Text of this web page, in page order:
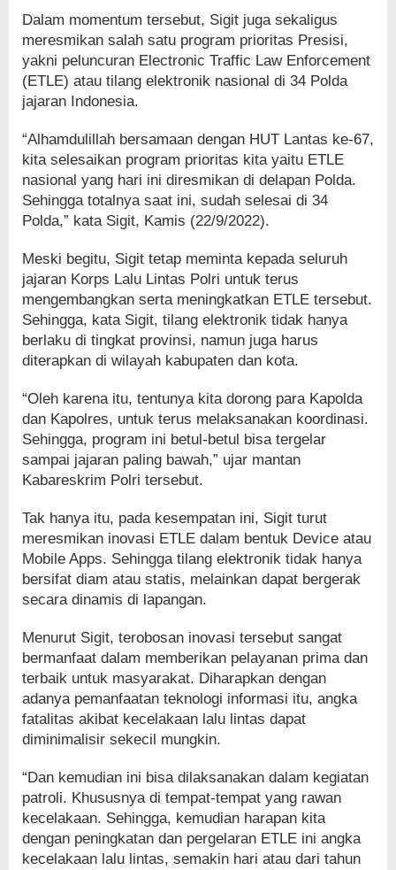
Dalam momentum tersebut, Sigit juga sekaligus
meresmikan salah satu program prioritas Presisi,
yakni peluncuran Electronic Traffic Law Enforcement
(ETLE) atau tilang elektronik nasional di 34 Polda
jajaran Indonesia.
“Alhamdulillah bersamaan dengan HUT Lantas ke-67,
kita selesaikan program prioritas kita yaitu ETLE
nasional yang hari ini diresmikan di delapan Polda.
Sehingga totalnya saat ini, sudah selesai di 34
Polda,” kata Sigit, Kamis (22/9/2022).
Meski begitu, Sigit tetap meminta kepada seluruh
jajaran Korps Lalu Lintas Polri untuk terus
mengembangkan serta meningkatkan ETLE tersebut.
Sehingga, kata Sigit, tilang elektronik tidak hanya
berlaku di tingkat provinsi, namun juga harus
diterapkan di wilayah kabupaten dan kota.
“Oleh karena itu, tentunya kita dorong para Kapolda
dan Kapolres, untuk terus melaksanakan koordinasi.
Sehingga, program ini betul-betul bisa tergelar
sampai jajaran paling bawah,” ujar mantan
Kabareskrim Polri tersebut.
Tak hanya itu, pada kesempatan ini, Sigit turut
meresmikan inovasi ETLE dalam bentuk Device atau
Mobile Apps. Sehingga tilang elektronik tidak hanya
bersifat diam atau statis, melainkan dapat bergerak
secara dinamis di lapangan.
Menurut Sigit, terobosan inovasi tersebut sangat
bermanfaat dalam memberikan pelayanan prima dan
terbaik untuk masyarakat. Diharapkan dengan
adanya pemanfaatan teknologi informasi itu, angka
fatalitas akibat kecelakaan lalu lintas dapat
diminimalisir sekecil mungkin.
“Dan kemudian ini bisa dilaksanakan dalam kegiatan
patroli. Khususnya di tempat-tempat yang rawan
kecelakaan. Sehingga, kemudian harapan kita
dengan peningkatan dan pergelaran ETLE ini angka
kecelakaan lalu lintas, semakin hari atau dari tahun